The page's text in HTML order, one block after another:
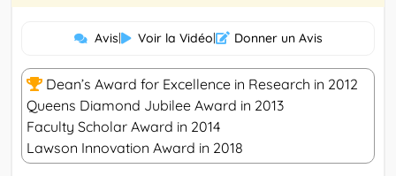
Avis| Voir la Vidéo| Donner un Avis
Dean’s Award for Excellence in Research in 2012
Queens Diamond Jubilee Award in 2013
Faculty Scholar Award in 2014
Lawson Innovation Award in 2018